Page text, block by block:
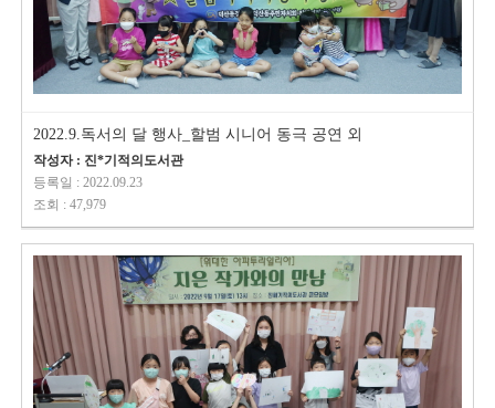
2022.9.독서의 달 행사_할범 시니어 동극 공연 외
작성자 : 진*기적의도서관
등록일 : 2022.09.23
조회 : 47,979